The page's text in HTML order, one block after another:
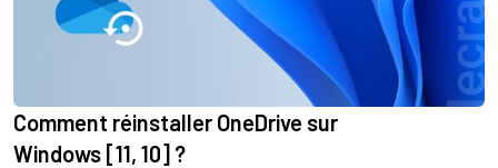
Comment réinstaller OneDrive sur
Windows [11, 10] ?